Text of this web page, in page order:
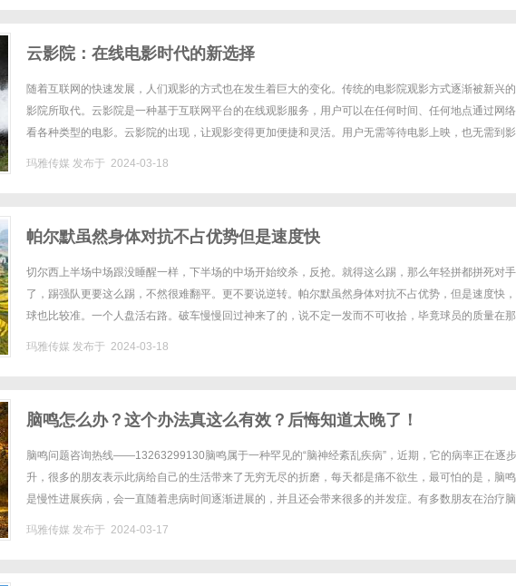
云影院：在线电影时代的新选择
随着互联网的快速发展，人们观影的方式也在发生着巨大的变化。传统的电影院观影方式逐渐被新兴
影院所取代。云影院是一种基于互联网平台的在线观影服务，用户可以在任何时间、任何地点通过网
看各种类型的电影。云影院的出现，让观影变得更加便捷和灵活。用户无需等待电影上映，也无需到
玛雅传媒 发布于 2024-03-18
帕尔默虽然身体对抗不占优势但是速度快
切尔西上半场中场跟没睡醒一样，下半场的中场开始绞杀，反抢。就得这么踢，那么年轻拼都拼死对手
了，踢强队更要这么踢，不然很难翻平。更不要说逆转。帕尔默虽然身体对抗不占优势，但是速度快
球也比较准。一个人盘活右路。破车慢慢回过神来了的，说不定一发而不可收拾，毕竟球员的质量在那
玛雅传媒 发布于 2024-03-18
脑鸣怎么办？这个办法真这么有效？后悔知道太晚了！
脑鸣问题咨询热线——13263299130脑鸣属于一种罕见的“脑神经紊乱疾病”，近期，它的病率正在逐
升，很多的朋友表示此病给自己的生活带来了无穷无尽的折磨，每天都是痛不欲生，最可怕的是，脑
是慢性进展疾病，会一直随着患病时间逐渐进展的，并且还会带来很多的并发症。有多数朋友在治疗
玛雅传媒 发布于 2024-03-17